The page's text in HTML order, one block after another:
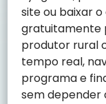
site ou baixar
gratuitamente
produtor rural
tempo real,
programa e
sem depender